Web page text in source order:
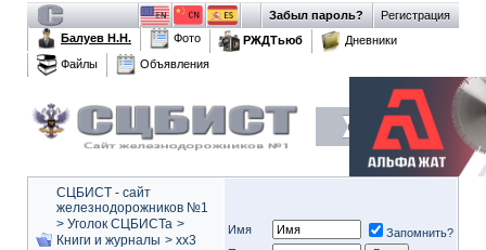
Регистрация
Забыл пароль?
Балуев Н.Н.
Фото РЖДТьюб
Дневники
Файлы
Объявления
СЦБИСТ - сайт
железнодорожников №1
> Уголок СЦБИСТа >
Книги и журналы > xx3
Имя
Запомнить?